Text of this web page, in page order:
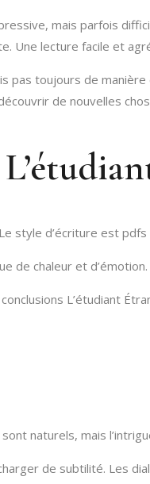
mais parfois
Une lecture facile et
pas toujours de
de nouvelles
style d’écriture est
de chaleur et
L’étudiant
naturels, mais
de subtilité. Les